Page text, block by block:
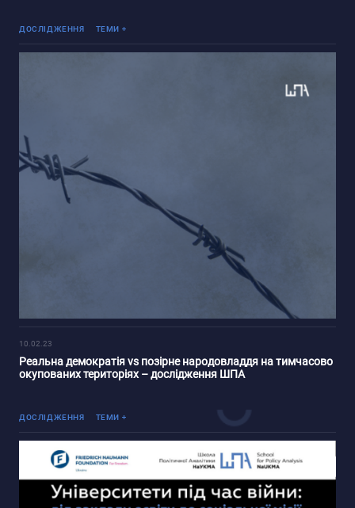
ДОСЛІДЖЕННЯ ТЕМИ
Війна Росії проти України
10.02.23
Реальна демократія vs позірне народовладдя на тимчасово
окупованих територіях – дослідження ШПА
ДОСЛІДЖЕННЯ ТЕМИ
Університети в умовах війни